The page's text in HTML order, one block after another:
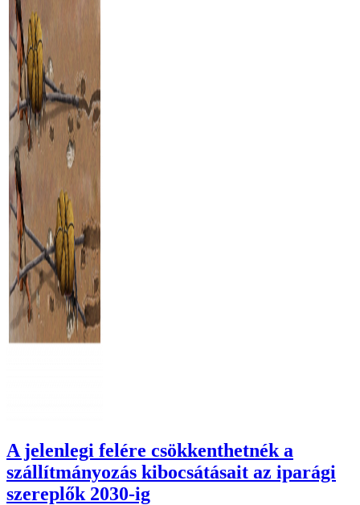
A jelenlegi felére csökkenthetnék a
szállítmányozás kibocsátásait az iparági
szereplők 2030-ig